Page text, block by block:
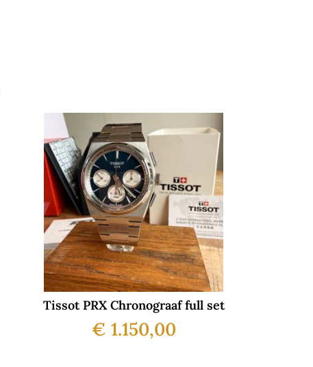
Tissot PRX Chronograaf full set
€ 1.150,00